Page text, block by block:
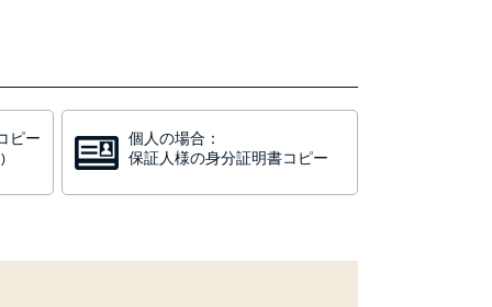
ピー
個人の場合：
保証人様の身分証明書コピー